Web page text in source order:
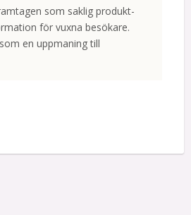
som saklig produkt-
för vuxna besökare.
en uppmaning till